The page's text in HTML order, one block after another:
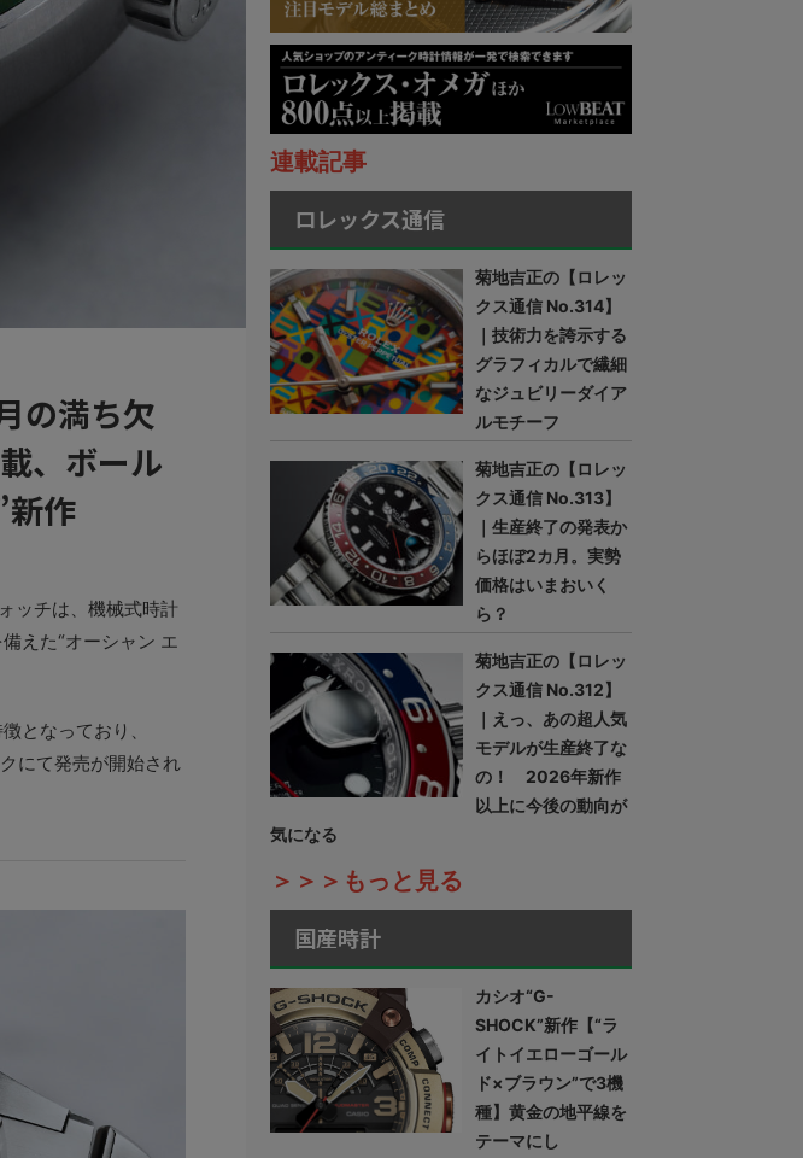
の満ち欠
、ボール
新作
ッチは、機械式時計
えた“オーシャン エ
となっており、
にて発売が開始され
連載記事
ロレックス通信
菊地吉正の【ロレッ
クス通信 No.314】
｜技術力を誇示する
グラフィカルで繊細
なジュビリーダイア
ルモチーフ
菊地吉正の【ロレッ
クス通信 No.313】
｜生産終了の発表か
らほぼ2カ月。実勢
価格はいまおいく
ら？
菊地吉正の【ロレッ
クス通信 No.312】
｜えっ、あの超人気
モデルが生産終了な
の！ 2026年新作
以上に今後の動向が
気になる
＞＞＞もっと見る
国産時計
カシオ“G-
SHOCK”新作【“ラ
イトイエローゴール
ド×ブラウン”で3機
種】黄金の地平線を
テーマにし